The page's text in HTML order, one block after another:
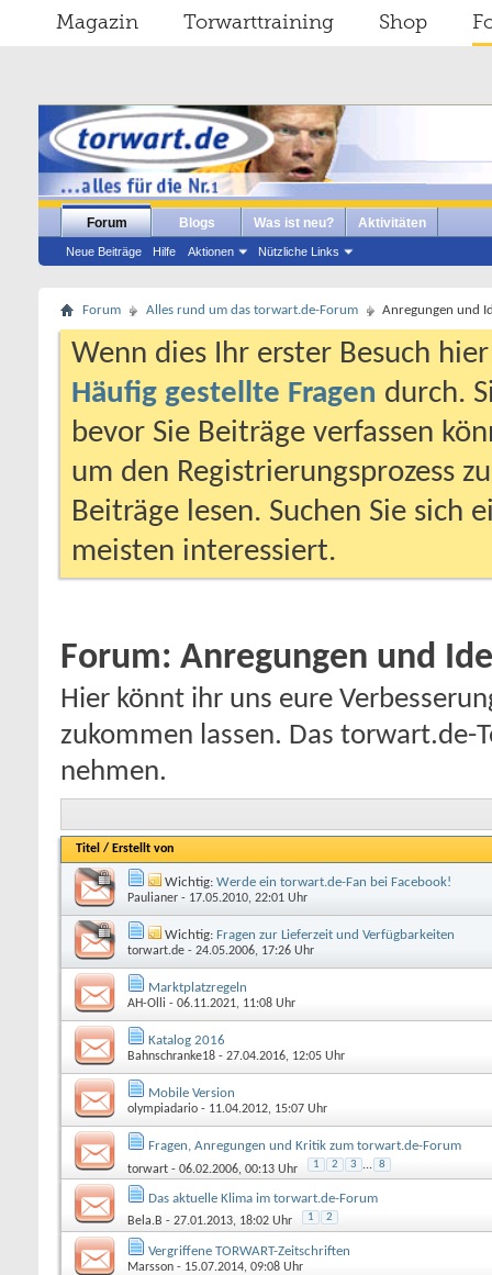
Magazin Torwarttraining Shop
Forum
Neue Beiträge Hilfe Aktionen Nützliche Links
Blogs Was ist neu? Aktivitäten
Forum Alles rund um das torwart.de-Forum Anregungen und
Wenn dies Ihr erster Besuch
Häufig gestellte Fragen durch.
bevor Sie Beiträge verfassen
um den Registrierungsprozess
Beiträge lesen. Suchen Sie sich
meisten interessiert.
Forum: Anregungen und
Hier könnt ihr uns eure
zukommen lassen. Das torwart.de-
nehmen.
Titel / Erstellt von
Wichtig: Werde ein torwart.de-Fan bei Facebook!
Paulianer - 17.05.2010, 22:01 Uhr
Wichtig: Fragen zur Lieferzeit und Verfügbarkeiten
torwart.de - 24.05.2006, 17:26 Uhr
Marktplatzregeln
AH-Olli - 06.11.2021, 11:08 Uhr
Katalog 2016
Bahnschranke18 - 27.04.2016, 12:05 Uhr
Mobile Version
olympiadario - 11.04.2012, 15:07 Uhr
Fragen, Anregungen und Kritik zum torwart.de-Forum
torwart - 06.02.2006, 00:13 Uhr 1 2 3 ... 8
Das aktuelle Klima im torwart.de-Forum
Bela.B - 27.01.2013, 18:02 Uhr 1 2
Vergriffene TORWART-Zeitschriften
Marsson - 15.07.2014, 09:08 Uhr